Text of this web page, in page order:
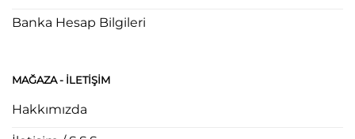
Banka Hesap Bilgileri
MAĞAZA - ILETIŞIM
Hakkımızda